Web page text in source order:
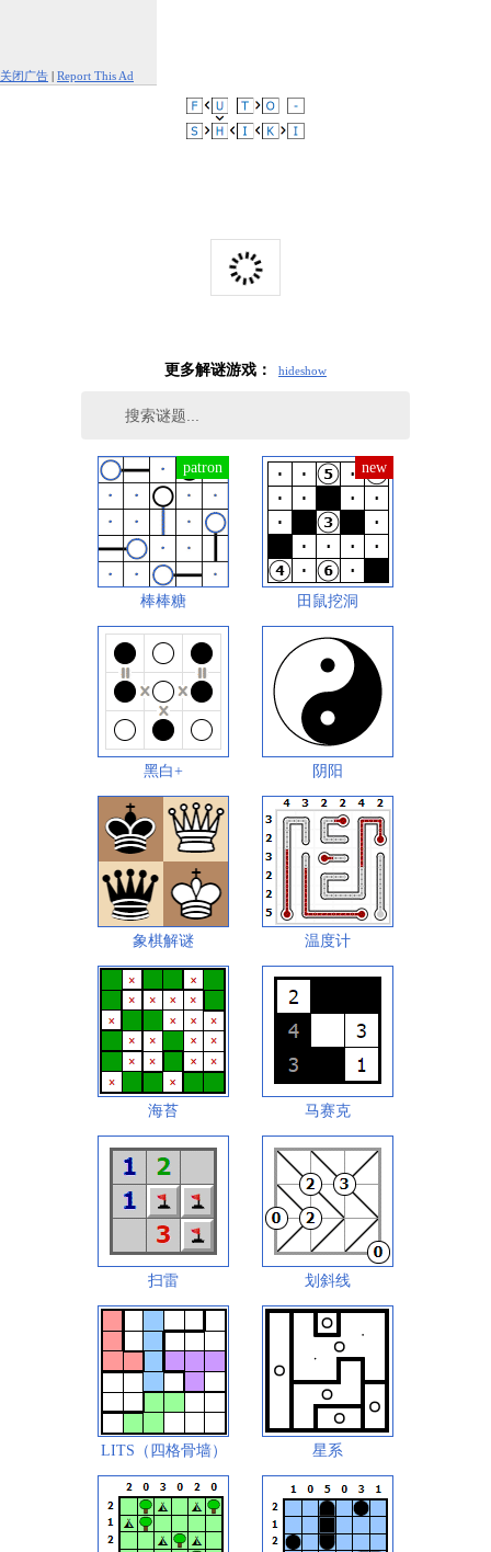
关闭广告 | Report This Ad
更多解谜游戏： hideshow
棒棒糖 田鼠挖洞
黑白+ 阴阳
象棋解谜 温度计
海苔 马赛克
扫雷 划斜线
LITS（四格骨墙） 星系